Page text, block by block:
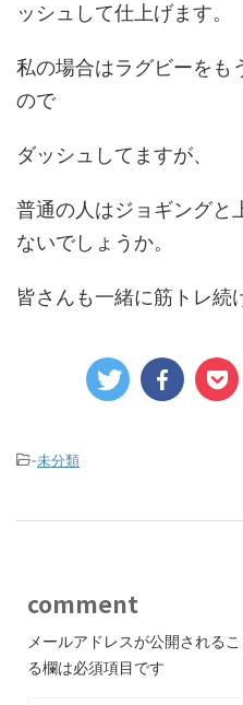
ッシュして仕上げます。
私の場合はラグビーをも
ので
ダッシュしてますが、
普通の人はジョギングと
ないでしょうか。
皆さんも一緒に筋トレ続
-未分類
comment
メールアドレスが公開されるこ
る欄は必須項目です